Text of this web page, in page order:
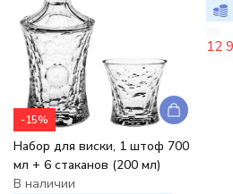
-15%
Набор для виски, 1 штоф 700
мл + 6 стаканов (200 мл)
В наличии
12